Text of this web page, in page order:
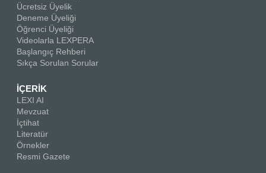
Ücretsiz Üyelik
Deneme Üyeliği
Öğrenci Üyeliği
Videolarla LEXPERA
Başlangıç Rehberi
Sıkça Sorulan Sorular
İÇERİK
LEXI AI
Mevzuat
İçtihat
Literatür
Örnekler
Resmi Gazete